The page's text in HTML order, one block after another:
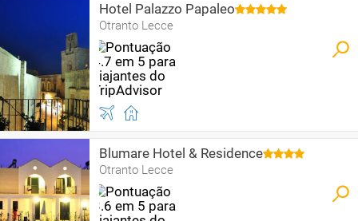
Hotel Palazzo Papaleo
Otranto Lecce
Blumare Hotel & Residence
Otranto Lecce